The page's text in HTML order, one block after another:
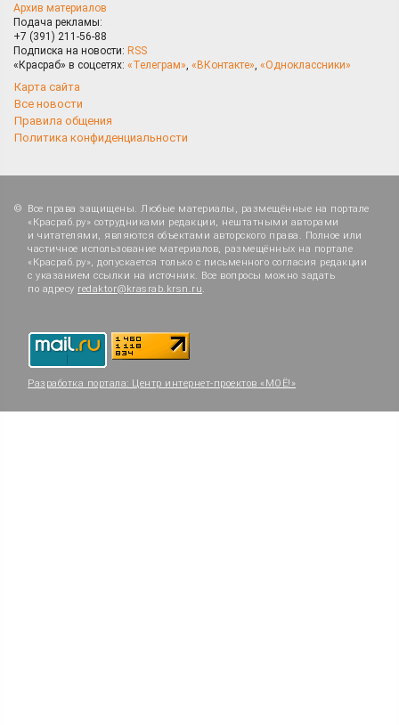
Архив материалов
Подача рекламы:
+7 (391) 211-56-88
Подписка на новости: RSS
«Красраб» в соцсетях: «Телеграм», «ВКонтакте», «Одноклассники»
Карта сайта
Все новости
Правила общения
Политика конфиденциальности
Все права защищены. Любые материалы, размещённые на портале
«Красраб.ру» сотрудниками редакции, нештатными авторами
и читателями, являются объектами авторского права. Полное или
частичное использование материалов, размещённых на портале
«Красраб.ру», допускается только с письменного согласия редакции
с указанием ссылки на источник. Все вопросы можно задать
по адресу redaktor@krasrab.krsn.ru.
Разработка портала: Центр интернет-проектов «МОЁ!»